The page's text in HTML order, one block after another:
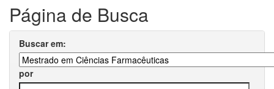
Página de Busca
Buscar em:
por